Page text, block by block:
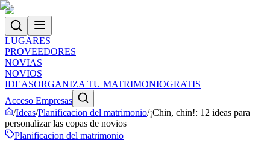
LUGARES
PROVEEDORES
NOVIAS
NOVIOS
IDEASORGANIZA TU MATRIMONIOGRATIS
Acceso Empresas
/Ideas/Planificacion del matrimonio/¡Chin, chin!: 12 ideas para
personalizar las copas de novios
Planificacion del matrimonio